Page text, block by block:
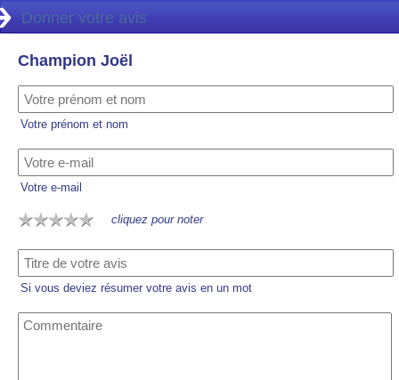
Donner votre avis
Champion Joël
Votre prénom et nom
Votre e-mail
cliquez pour noter
Si vous deviez résumer votre avis en un mot